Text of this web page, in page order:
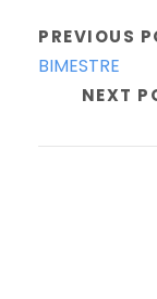
PREVIOUS
BIMESTRE
NEXT